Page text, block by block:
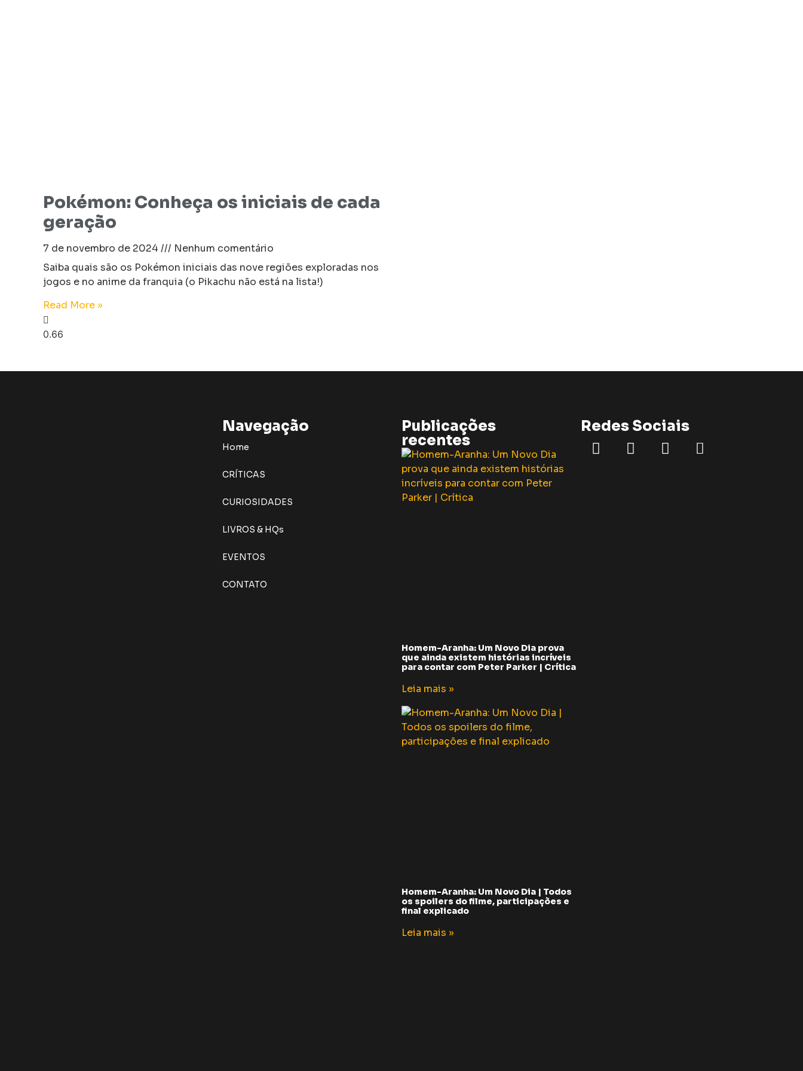
Pokémon: Conheça os iniciais de cada
geração
7 de novembro de 2024
Nenhum comentário
Saiba quais são os Pokémon iniciais das nove regiões exploradas nos
jogos e no anime da franquia (o Pikachu não está na lista!)
Read More »
Navegação
Home
CRÍTICAS
CURIOSIDADES
LIVROS & HQs
EVENTOS
CONTATO
Publicações
recentes
Homem-Aranha: Um Novo Dia prova
que ainda existem histórias incríveis
para contar com Peter Parker | Crítica
Leia mais »
Homem-Aranha: Um Novo Dia | Todos
os spoilers do filme, participações e
final explicado
Leia mais »
Redes Sociais